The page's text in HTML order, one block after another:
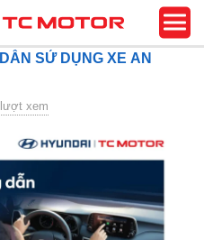
SỬ DỤNG XE AN
xem